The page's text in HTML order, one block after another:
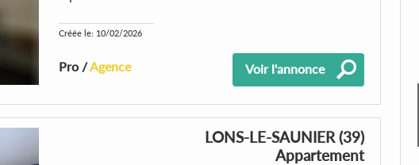
Créée le: 10/02/2026
Pro /Agence Voir l'annonce
LONS-LE-SAUNIER (39)
Appartement